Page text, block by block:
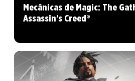
Mecânicas de Magic: The
Assassin's Creed®